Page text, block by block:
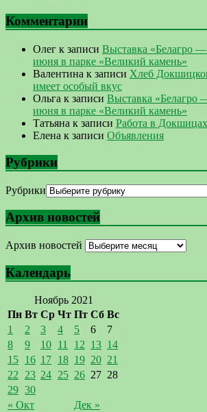
Комментарии
Олег к записи Выставка «Белагро
июня в парке «Великий камень»
Валентина к записи Хлеб
имеет особый вкус
Ольга к записи Выставка «Белагро
июня в парке «Великий камень»
Татьяна к записи Работа в Докшицах
Елена к записи Объявления
Рубрики
Рубрики
Архив новостей
Архив новостей
Календарь
Ноябрь 2021
Пн Вт Ср Чт Пт Сб Вс
« Окт Дек »
1 2 3 4 5 6
7
8
9 10 11 12 13 14
15 16 17 18 19 20 21
22 23 24 25 26 27 28
29 30